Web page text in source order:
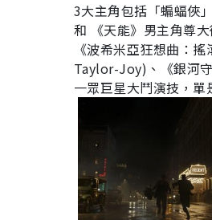
3大主角包括「蝙蝠俠
和 《天能》男主角尊
《波希米亞狂想曲：
Taylor-Joy)、《銀河
一眾巨星大鬥演技，單